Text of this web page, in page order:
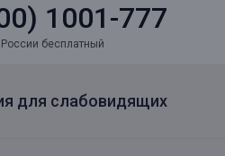
1001-777
бесплатный
для слабовидящих